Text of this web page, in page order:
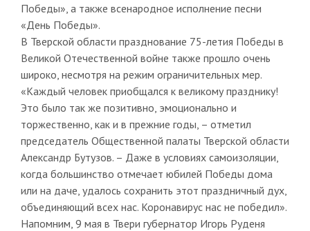
Победы», а также всенародное исполнение песни
«День Победы».
В Тверской области празднование 75-летия Победы в
Великой Отечественной войне также прошло очень
широко, несмотря на режим ограничительных мер.
«Каждый человек приобщался к великому празднику!
Это было так же позитивно, эмоционально и
торжественно, как и в прежние годы, – отметил
председатель Общественной палаты Тверской области
Александр Бутузов. – Даже в условиях самоизоляции,
когда большинство отмечает юбилей Победы дома
или на даче, удалось сохранить этот праздничный дух,
объединяющий всех нас. Коронавирус нас не победил».
Напомним, 9 мая в Твери губернатор Игорь Руденя